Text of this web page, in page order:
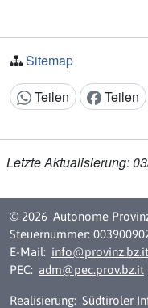
Sitemap
Inhalt teilen:
Teilen Teilen
Letzte Aktualisierung:
© 2026 Autonome
Steuernummer:
E-Mail: info@provinz.bz.it
PEC: adm@pec.prov.bz.it
Realisierung: Südtiroler